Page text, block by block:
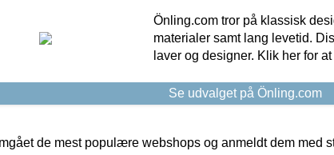
Önling.com tror på klassisk
materialer samt lang levetid.
laver og designer. Klik her for
Se udvalget på Önling.com
de mest populære webshops og anmeldt dem med